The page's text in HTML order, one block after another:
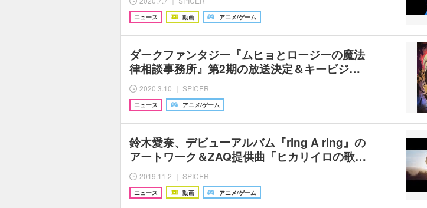
ニュース 動画 アニメ/ゲーム
ダークファンタジー『ムヒョとロージーの魔法
律相談事務所』第2期の放送決定＆キービジ…
2020.3.10 ｜ SPICER
ニュース アニメ/ゲーム
鈴木愛奈、デビューアルバム『ring A ring』の
アートワーク＆ZAQ提供曲「ヒカリイロの歌…
2019.11.2 ｜ SPICER
ニュース 動画 アニメ/ゲーム